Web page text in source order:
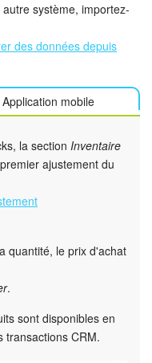
système, importez-
des données depuis
Application mobile
la section Inventaire
ajustement du
quantité, le prix d'achat
.
sont disponibles en
transactions CRM.